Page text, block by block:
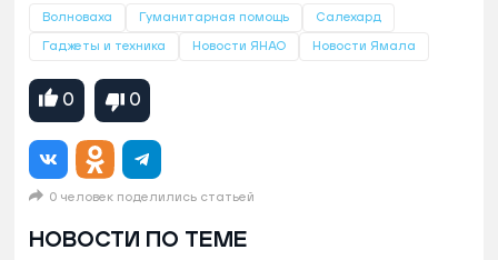
Волноваха Гуманитарная помощь Салехард
Гаджеты и техника Новости ЯНАО Новости Ямала
0 0
0 человек поделились статьей
НОВОСТИ ПО ТЕМЕ